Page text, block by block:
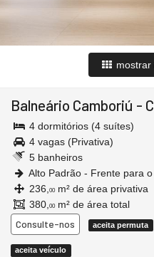
mostrar
Balneário Camboriú -
4 dormitórios (4 suítes)
4 vagas (Privativa)
5 banheiros
Alto Padrão - Frente para
236, 00 m² de área privativa
380, 00 m² de área total
Consulte-nos aceita permuta
aceita veículo